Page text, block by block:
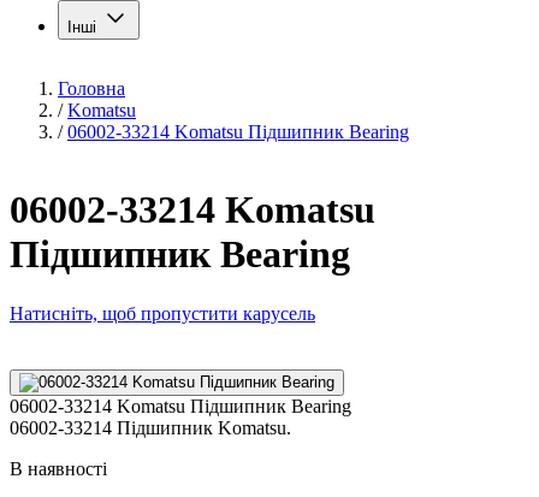
Інші
Головна
/ Komatsu
/ 06002-33214 Komatsu Підшипник Bearing
06002-33214 Komatsu
Підшипник Bearing
Натисніть, щоб пропустити карусель
06002-33214 Komatsu Підшипник Bearing
06002-33214 Підшипник Komatsu.
В наявності